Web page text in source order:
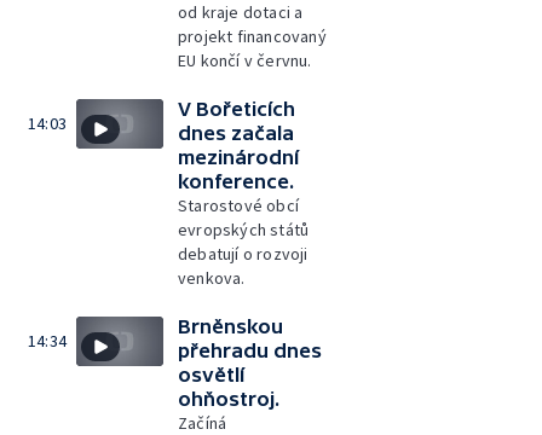
od kraje dotaci a
projekt financovaný
EU končí v červnu.
14:03
V Bořeticích
dnes začala
mezinárodní
konference.
Starostové obcí
evropských států
debatují o rozvoji
venkova.
14:34
Brněnskou
přehradu dnes
osvětlí
ohňostroj.
Začíná